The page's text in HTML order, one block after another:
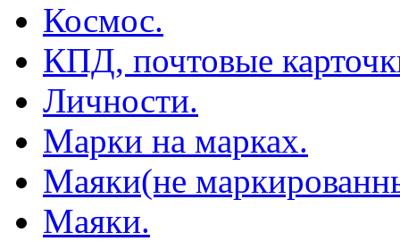
Космос.
КПД, почтовые
Личности.
Марки на марках.
Маяки(не
Маяки.